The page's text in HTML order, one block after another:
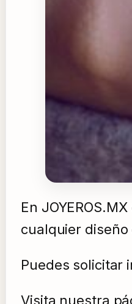
En
cualquier
Puedes solicitar
Visita nuestra